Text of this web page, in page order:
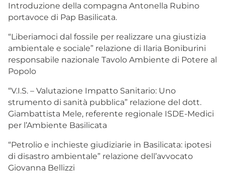
Introduzione della compagna Antonella Rubino
portavoce di Pap Basilicata.
“Liberiamoci dal fossile per realizzare una giustizia
ambientale e sociale” relazione di Ilaria Boniburini
responsabile nazionale Tavolo Ambiente di Potere al
Popolo
“V.I.S. – Valutazione Impatto Sanitario: Uno
strumento di sanità pubblica” relazione del dott.
Giambattista Mele, referente regionale ISDE-Medici
per l’Ambiente Basilicata
“Petrolio e inchieste giudiziarie in Basilicata: ipotesi
di disastro ambientale” relazione dell’avvocato
Giovanna Bellizzi